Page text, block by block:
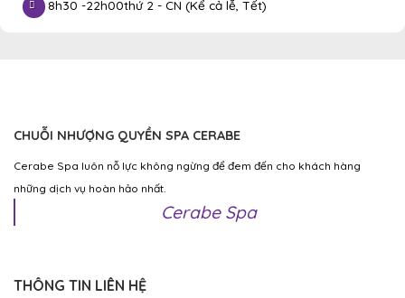
8h30 -22h00thứ 2 - CN (Kể cả lễ, Tết)
CHUỖI NHƯỢNG QUYỀN SPA CERABE
Cerabe Spa luôn nỗ lực không ngừng để đem đến cho khách hàng
những dịch vụ hoàn hảo nhất.
Cerabe Spa
THÔNG TIN LIÊN HỆ